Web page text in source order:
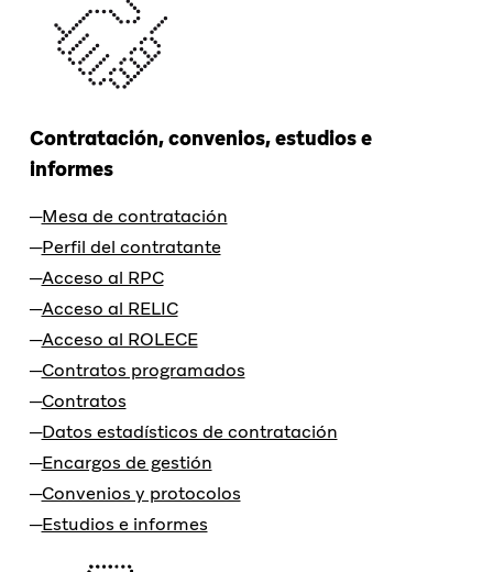
Contratación, convenios, estudios e
informes
Mesa de contratación
Perfil del contratante
Acceso al RPC
Acceso al RELIC
Acceso al ROLECE
Contratos programados
Contratos
Datos estadísticos de contratación
Encargos de gestión
Convenios y protocolos
Estudios e informes